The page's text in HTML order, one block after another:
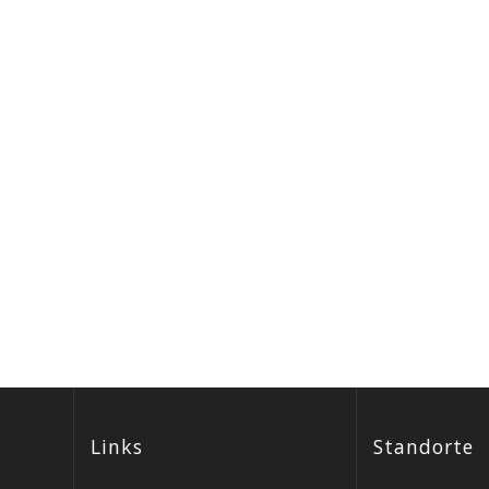
Links Standorte